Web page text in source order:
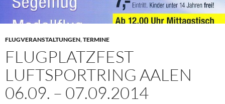
FLUGVERANSTALTUNGEN,TERMINE
FLUGPLATZFEST
LUFTSPORTRING AALEN
06.09. – 07.09.2014